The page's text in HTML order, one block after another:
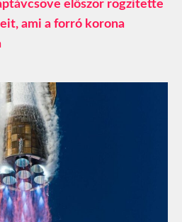
először rögzítette
ami a forró korona